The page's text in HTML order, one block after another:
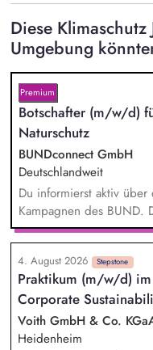
Diese
Umgebung
Premium
Botschafter (m/w/d)
Naturschutz
BUNDconnect GmbH
Deutschlandweit
Du informierst aktiv
Kampagnen des BUND.
stärkst damit langfristig
beantwortest Fragen zu
bestem Wissen und
und Aktionen,
Unterschriften für
4. August 2026 Stepstone
Praktikum (m/w/d)
Corporate
Voith GmbH & Co.
Heidenheim